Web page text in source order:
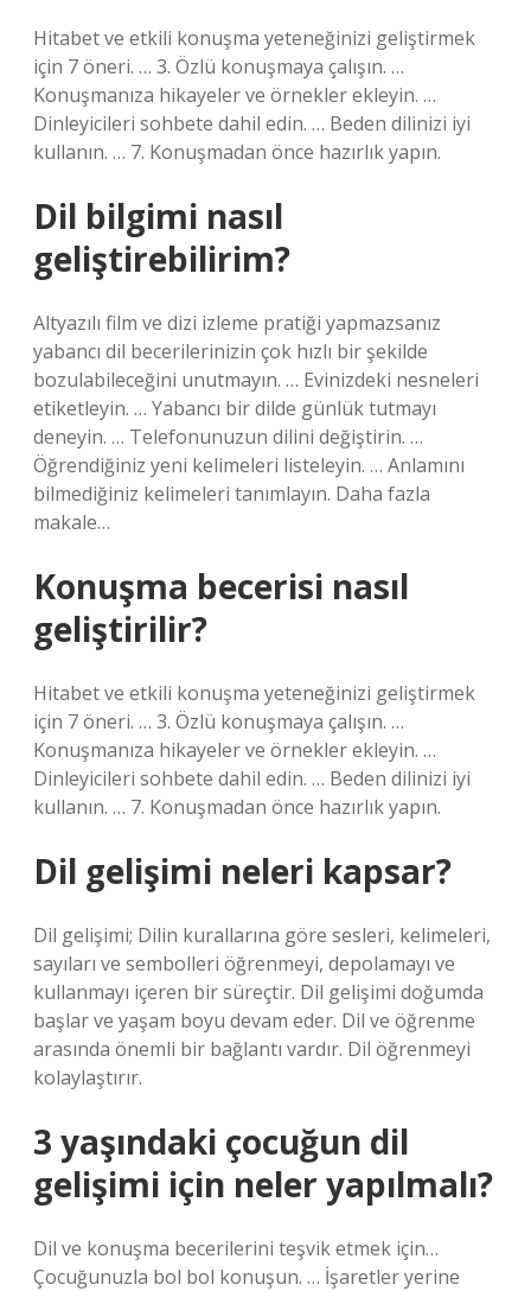
Hitabet ve etkili konuşma yeteneğinizi geliştirmek
için 7 öneri. … 3. Özlü konuşmaya çalışın. …
Konuşmanıza hikayeler ve örnekler ekleyin. …
Dinleyicileri sohbete dahil edin. … Beden dilinizi iyi
kullanın. … 7. Konuşmadan önce hazırlık yapın.
Dil bilgimi nasıl
geliştirebilirim?
Altyazılı film ve dizi izleme pratiği yapmazsanız
yabancı dil becerilerinizin çok hızlı bir şekilde
bozulabileceğini unutmayın. … Evinizdeki nesneleri
etiketleyin. … Yabancı bir dilde günlük tutmayı
deneyin. … Telefonunuzun dilini değiştirin. …
Öğrendiğiniz yeni kelimeleri listeleyin. … Anlamını
bilmediğiniz kelimeleri tanımlayın. Daha fazla
makale…
Konuşma becerisi nasıl
geliştirilir?
Hitabet ve etkili konuşma yeteneğinizi geliştirmek
için 7 öneri. … 3. Özlü konuşmaya çalışın. …
Konuşmanıza hikayeler ve örnekler ekleyin. …
Dinleyicileri sohbete dahil edin. … Beden dilinizi iyi
kullanın. … 7. Konuşmadan önce hazırlık yapın.
Dil gelişimi neleri kapsar?
Dil gelişimi; Dilin kurallarına göre sesleri, kelimeleri,
sayıları ve sembolleri öğrenmeyi, depolamayı ve
kullanmayı içeren bir süreçtir. Dil gelişimi doğumda
başlar ve yaşam boyu devam eder. Dil ve öğrenme
arasında önemli bir bağlantı vardır. Dil öğrenmeyi
kolaylaştırır.
3 yaşındaki çocuğun dil
gelişimi için neler yapılmalı?
Dil ve konuşma becerilerini teşvik etmek için…
Çocuğunuzla bol bol konuşun. … İşaretler yerine